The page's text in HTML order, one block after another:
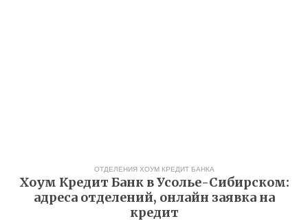
ОТДЕЛЕНИЯ ХОУМ КРЕДИТ БАНКА
Хоум Кредит Банк в Усолье-Сибирском:
адреса отделений, онлайн заявка на
кредит